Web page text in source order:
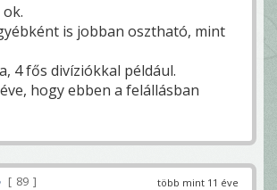
is jobban osztható, mint
4 fős divíziókkal például.
hogy ebben a felállásban
több mint 11 éve
89